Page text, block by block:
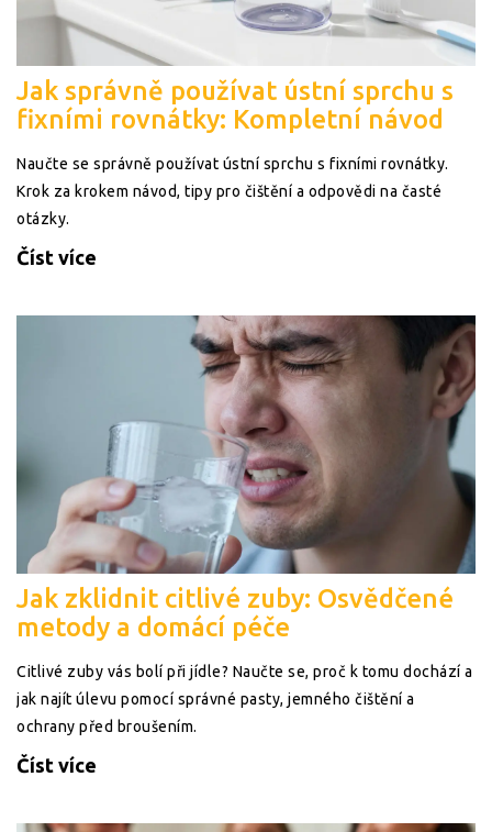
Jak správně používat ústní sprchu s
fixními rovnátky: Kompletní návod
Naučte se správně používat ústní sprchu s fixními rovnátky.
Krok za krokem návod, tipy pro čištění a odpovědi na časté
otázky.
Číst více
Jak zklidnit citlivé zuby: Osvědčené
metody a domácí péče
Citlivé zuby vás bolí při jídle? Naučte se, proč k tomu dochází a
jak najít úlevu pomocí správné pasty, jemného čištění a
ochrany před broušením.
Číst více